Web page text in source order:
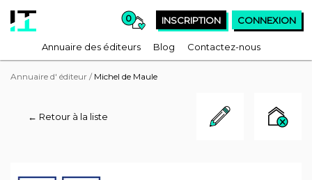
0 INSCRIPTION CONNEXION
Annuaire des éditeurs Blog Contactez-nous
Annuaire d' éditeur / Michel de Maule
← Retour à la liste